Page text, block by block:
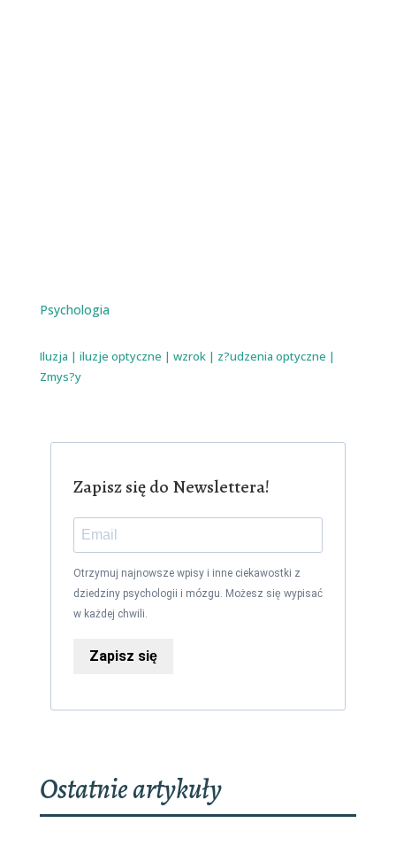
Psychologia
Iluzja | iluzje optyczne | wzrok| z?udzenia optyczne |
Zmys?y
Zapisz się do Newslettera!
Otrzymuj najnowsze wpisy i inne ciekawostki z
dziedziny psychologii i mózgu. Możesz się wypisać
w każdej chwili.
Zapisz się
Ostatnie artykuły